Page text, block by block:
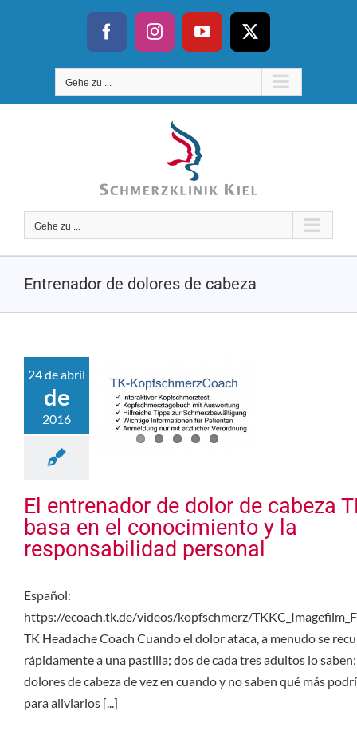
FacebookInstagramYouTube
X
Gehe zu ...
Gehe zu ...
Entrenador de dolores de cabeza
24 de abril
de
2016
El entrenador de dolor de cabeza
basa en el conocimiento y la
responsabilidad personal
Español:
https://ecoach.tk.de/videos/kopfschmerz/
TK Headache Coach Cuando el dolor ataca, a menudo se
rápidamente a una pastilla; dos de cada tres adultos lo
dolores de cabeza de vez en cuando y no saben qué más
para aliviarlos [...]